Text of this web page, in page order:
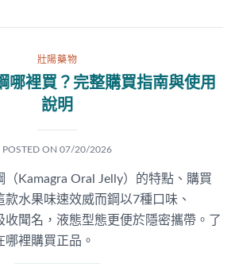
壯陽藥物
哪裡買？完整購買指南與使用
說明
POSTED ON 07/20/2026
Kamagra Oral Jelly）的特點、購買
水果味速效威而鋼以7種口味、
收聞名，液態型態更便於隱密攜帶。了
裡購買正品。